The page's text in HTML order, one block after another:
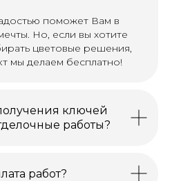
поможет Вам в
Но, если вы хотите
цветовые решения,
мы делаем бесплатно!
ключей
работы?
работ?